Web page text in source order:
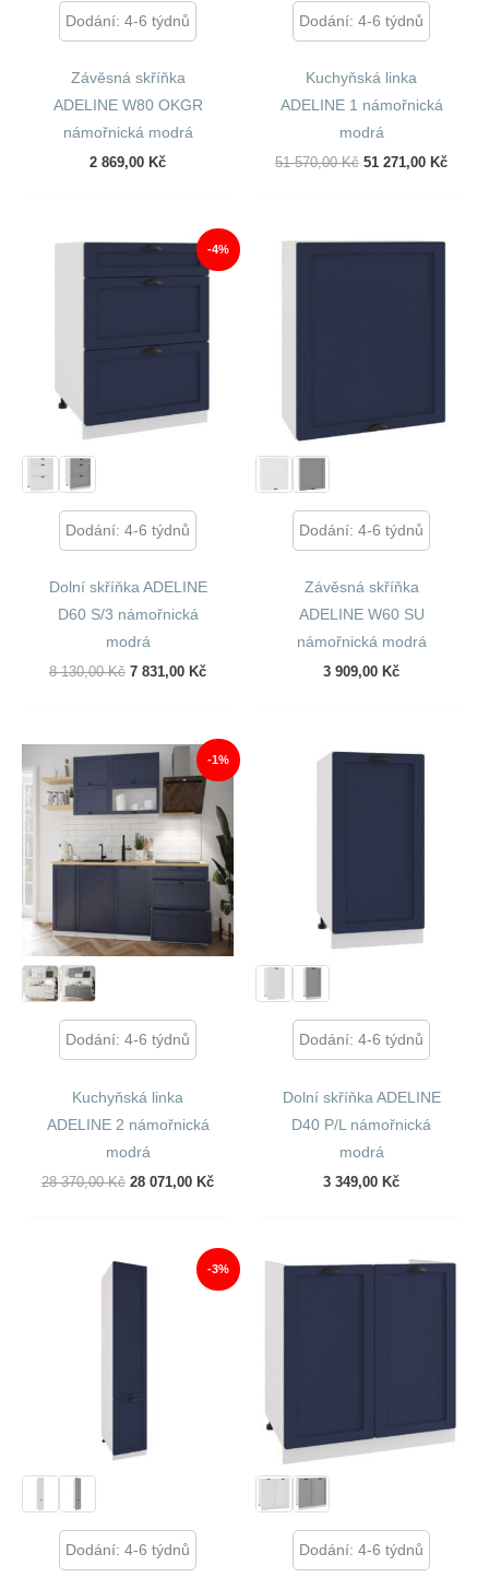
Dodání: 4-6 týdnů
Závěsná skříňka
ADELINE W80 OKGR
námořnická modrá
2 869,00 Kč
Dodání: 4-6 týdnů
Kuchyňská linka
ADELINE 1 námořnická
modrá
51 570,00Kč Původní
51 271,00 Kč
-4%
Dodání: 4-6 týdnů
Dolní skříňka ADELINE
D60 S/3 námořnická
modrá
8 130,00Kč Původní
130,00 Kč.
7 831,00 KčAktuální
831,00 Kč.
Dodání: 4-6 týdnů
Závěsná skříňka
ADELINE W60 SU
námořnická modrá
3 909,00 Kč
-1%
Dodání: 4-6 týdnů
Kuchyňská linka
ADELINE 2 námořnická
modrá
28 370,00Kč Původní
28 071,00 KčAktuální
071,00 Kč.
Dodání: 4-6 týdnů
Dolní skříňka ADELINE
D40 P/L námořnická
modrá
3 349,00 Kč
-3%
Dodání: 4-6 týdnů Dodání: 4-6 týdnů